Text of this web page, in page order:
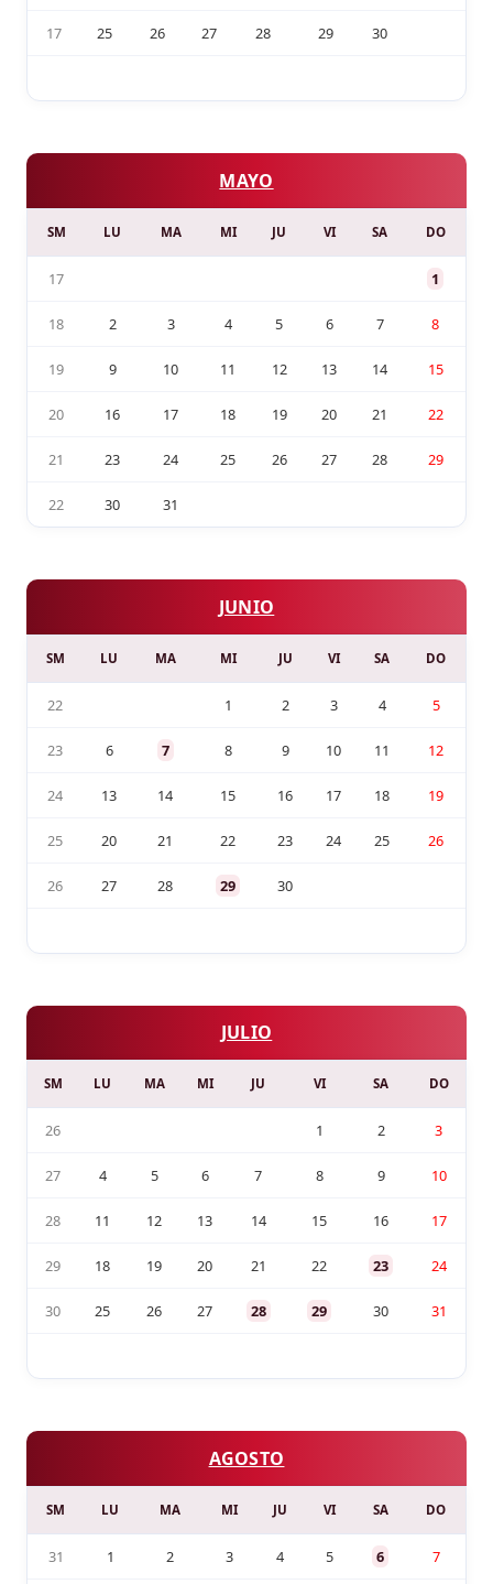
17 25 26 27 28 29 30
MAYO
SM LU MA MI JU VI SA DO
17 1
18 2 3 4 5 6 7 8
19 9 10 11 12 13 14 15
20 16 17 18 19 20 21 22
21 23 24 25 26 27 28 29
22 30 31
JUNIO
SM LU MA MI JU VI SA DO
22 1 2 3 4 5
23 6 7 8 9 10 11 12
24 13 14 15 16 17 18 19
25 20 21 22 23 24 25 26
26 27 28 29 30
JULIO
SM LU MA MI JU VI SA DO
26 1 2 3
27 4 5 6 7 8 9 10
28 11 12 13 14 15 16 17
29 18 19 20 21 22 23 24
30 25 26 27 28 29 30 31
AGOSTO
SM LU MA MI JU VI SA DO
31 1 2 3 4 5 6 7